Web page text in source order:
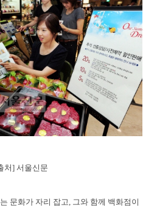
처] 서울신문
문화가 자리 잡고, 그와 함께 백화점이